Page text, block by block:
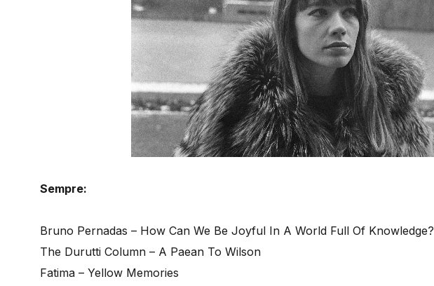
Sempre:
Bruno Pernadas – How Can We Be Joyful In A World Full Of Knowledge?
The Durutti Column – A Paean To Wilson
Fatima – Yellow Memories